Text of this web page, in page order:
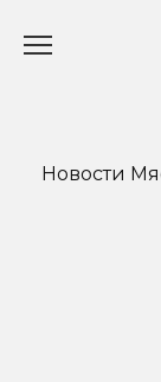
Новости